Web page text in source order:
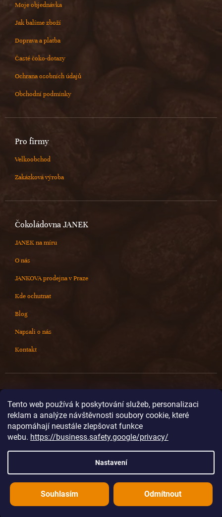
Tento web používá k poskytování služeb, personalizaci
reklam a analýze návštěvnosti soubory cookie, které
napomáhají neustále zlepšovat funkce
webu. https://business.safety.google/privacy/
Nastavení
Odmítnout
Souhlasím
Moje objednávka
Jak balíme zboží
Doprava a platba
Časté čoko-dotazy
Ochrana osobních údajů
Obchodní podmínky
Pro firmy
Velkoobchod
Zakázková výroba
Čokoládovna JANEK
JANEK na míru
O nás
JANKOVA prodejna v Praze
Kde ochutnat
Blog
Napsali o nás
Kontakt
info@cokoladovnajanek.cz
+420 778 716 678
@janek_chocolate
Vytvořil Shoptet
Copyright 2026Čokoládovna JANEK. Všechna práva vyhrazena.